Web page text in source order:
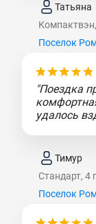
Татьяна
Поселок
"Поездка
удалось
Тимур
Стандарт, 4
Поселок